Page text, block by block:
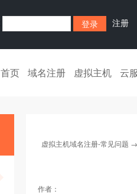
注册
首页 域名注册 虚拟主机 云
虚拟主机域名注册-常见问题
作者：